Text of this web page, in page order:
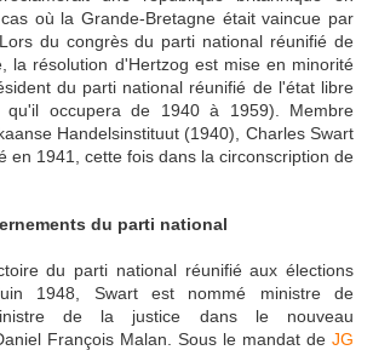
où la Grande-Bretagne était vaincue par
du congrès du parti national réunifié de
la résolution d'Hertzog est mise en minorité
du parti national réunifié de l'état libre
qu'il occupera de 1940 à 1959). Membre
Handelsinstituut (1940), Charles Swart
en 1941, cette fois dans la circonscription de
du parti national
du parti national réunifié aux élections
1948, Swart est nommé ministre de
de la justice dans le nouveau
François Malan. Sous le mandat de JG